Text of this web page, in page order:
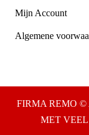
Mijn Account
Algemene
FIRMA REMO ©
MET